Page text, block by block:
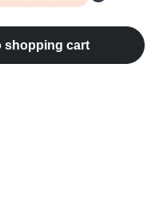
the desired
shopping cart